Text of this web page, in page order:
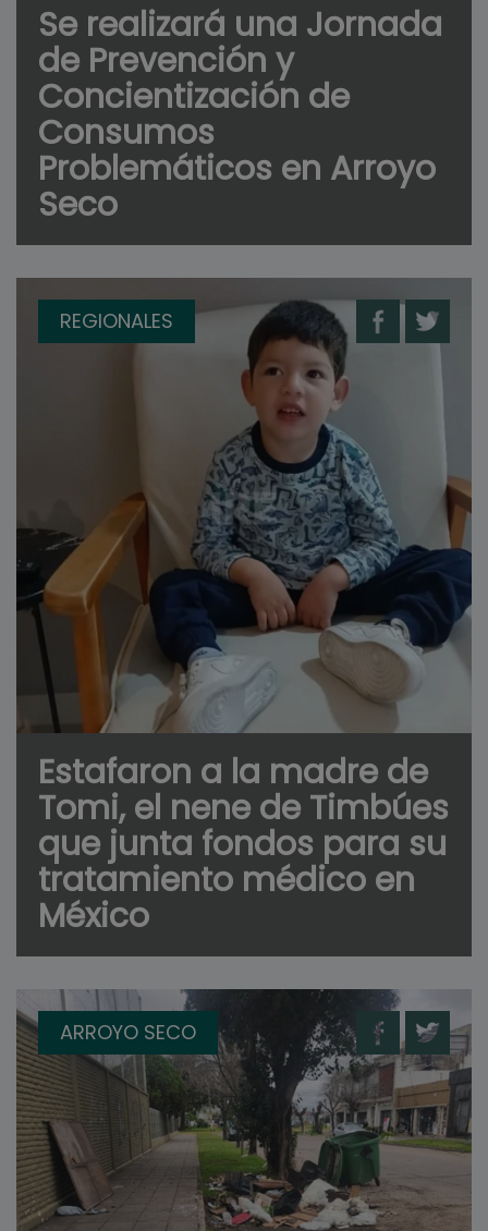
Se realizará una Jornada
de Prevención y
Concientización de
Consumos
Problemáticos en Arroyo
Seco
REGIONALES
Estafaron a la madre de
Tomi, el nene de Timbúes
que junta fondos para su
tratamiento médico en
México
ARROYO SECO